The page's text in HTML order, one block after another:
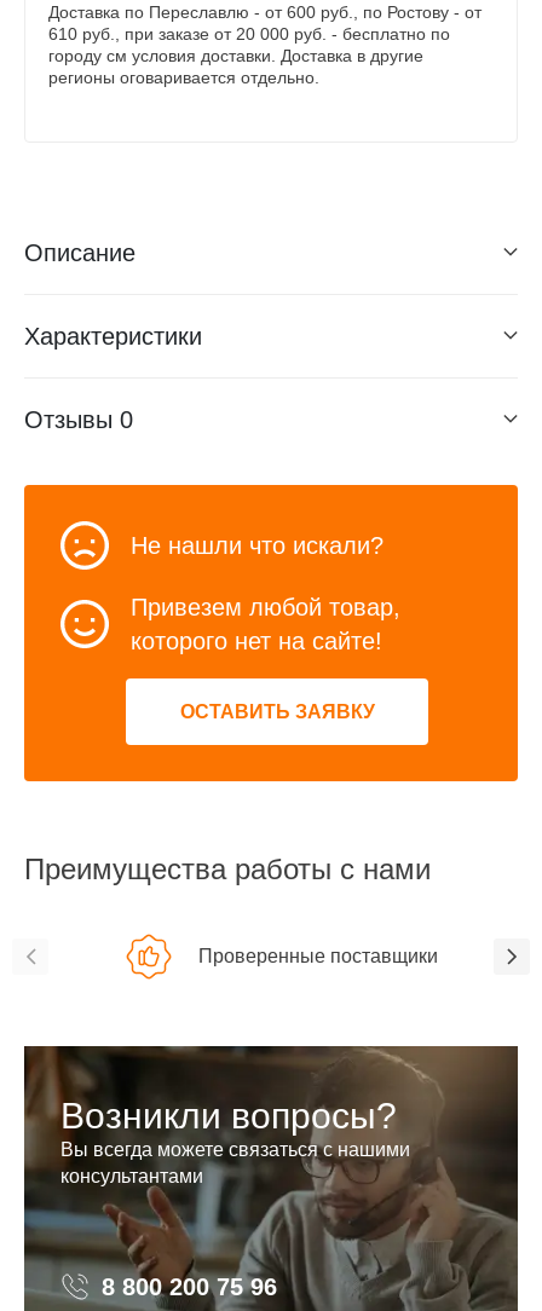
Доставка по Переславлю - от 600 руб., по Ростову - от
610 руб., при заказе от 20 000 руб. - бесплатно по
городу см условия доставки. Доставка в другие
регионы оговаривается отдельно.
Описание
Характеристики
Отзывы 0
Не нашли что искали?
Привезем любой товар,
которого нет на сайте!
ОСТАВИТЬ ЗАЯВКУ
Преимущества работы с нами
Проверенные поставщики
Возникли вопросы?
Вы всегда можете связаться с нашими
консультантами
8 800 200 75 96 8 800 200 75 96